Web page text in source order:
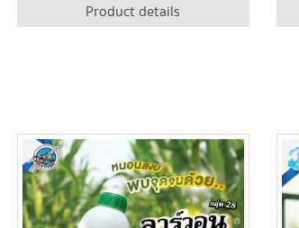
Product details